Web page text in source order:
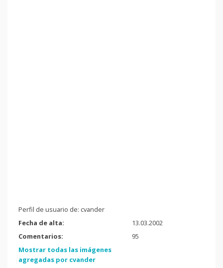
Perfil de usuario de: cvander
Fecha de alta:
13.03.2002
Comentarios:
95
Mostrar todas las imágenes
agregadas por cvander